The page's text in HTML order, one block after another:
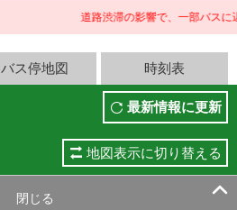
道路渋滞の影響で、一部バスに
バス停地図 時刻表
最新情報に更新
地図表示に切り替える
閉じる 